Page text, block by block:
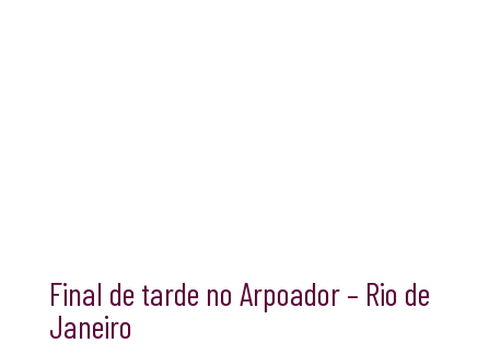
Final de tarde no Arpoador – Rio de
Janeiro